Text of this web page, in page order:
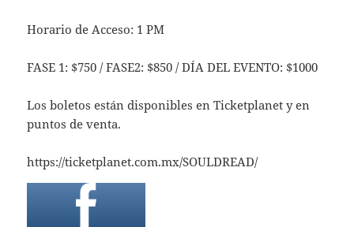
Horario de Acceso: 1 PM
FASE 1: $750 / FASE2: $850 / DÍA DEL EVENTO: $1000
Los boletos están disponibles en Ticketplanet y en
puntos de venta.
https://ticketplanet.com.mx/SOULDREAD/